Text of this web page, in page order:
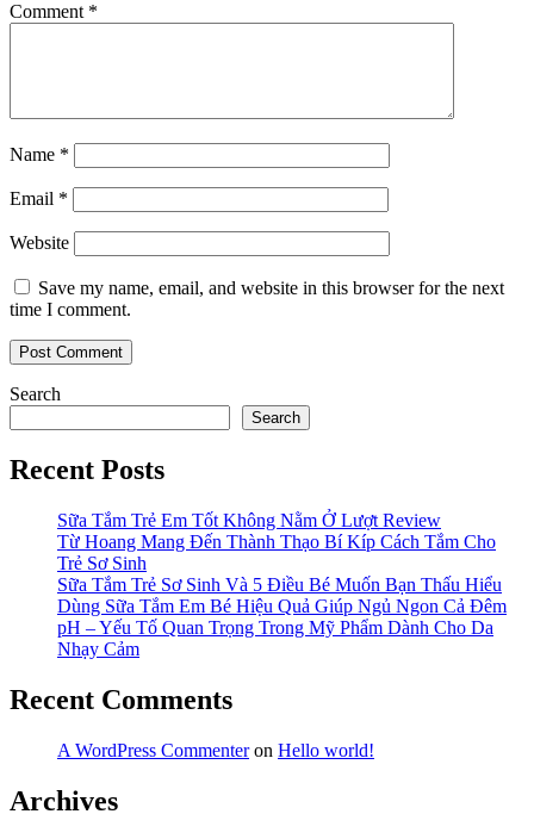
Comment *
Name *
Email *
Website
Save my name, email, and website in this browser for the next
time I comment.
Search
Search
Recent Posts
Sữa Tắm Trẻ Em Tốt Không Nằm Ở Lượt Review
Từ Hoang Mang Đến Thành Thạo Bí Kíp Cách Tắm Cho
Trẻ Sơ Sinh
Sữa Tắm Trẻ Sơ Sinh Và 5 Điều Bé Muốn Bạn Thấu Hiểu
Dùng Sữa Tắm Em Bé Hiệu Quả Giúp Ngủ Ngon Cả Đêm
pH – Yếu Tố Quan Trọng Trong Mỹ Phẩm Dành Cho Da
Nhạy Cảm
Recent Comments
A WordPress Commenteron Hello world!
Archives